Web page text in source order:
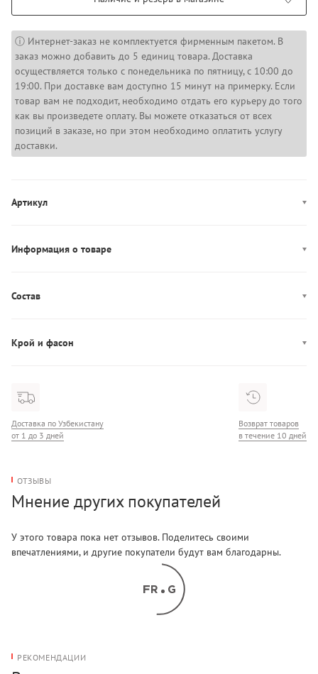
ⓘ Интернет-заказ не комплектуется фирменным пакетом. В
заказ можно добавить до 5 единиц товара. Доставка
осуществляется только с понедельника по пятницу, с 10:00 до
19:00. При доставке вам доступно 15 минут на примерку. Если
товар вам не подходит, необходимо отдать его курьеру до того
как вы произведете оплату. Вы можете отказаться от всех
позиций в заказе, но при этом необходимо оплатить услугу
доставки.
Артикул
Информация о товаре
Застежка: кнопки
Воротник: стойка
Состав
Крой и фасон
Доставка по Узбекистану
от 1 до 3 дней
Возврат товаров
в течение 10 дней
ОТЗЫВЫ
Мнение других покупателей
У этого товара пока нет отзывов. Поделитесь своими
впечатлениями, и другие покупатели будут вам благодарны.
РЕКОМЕНДАЦИИ